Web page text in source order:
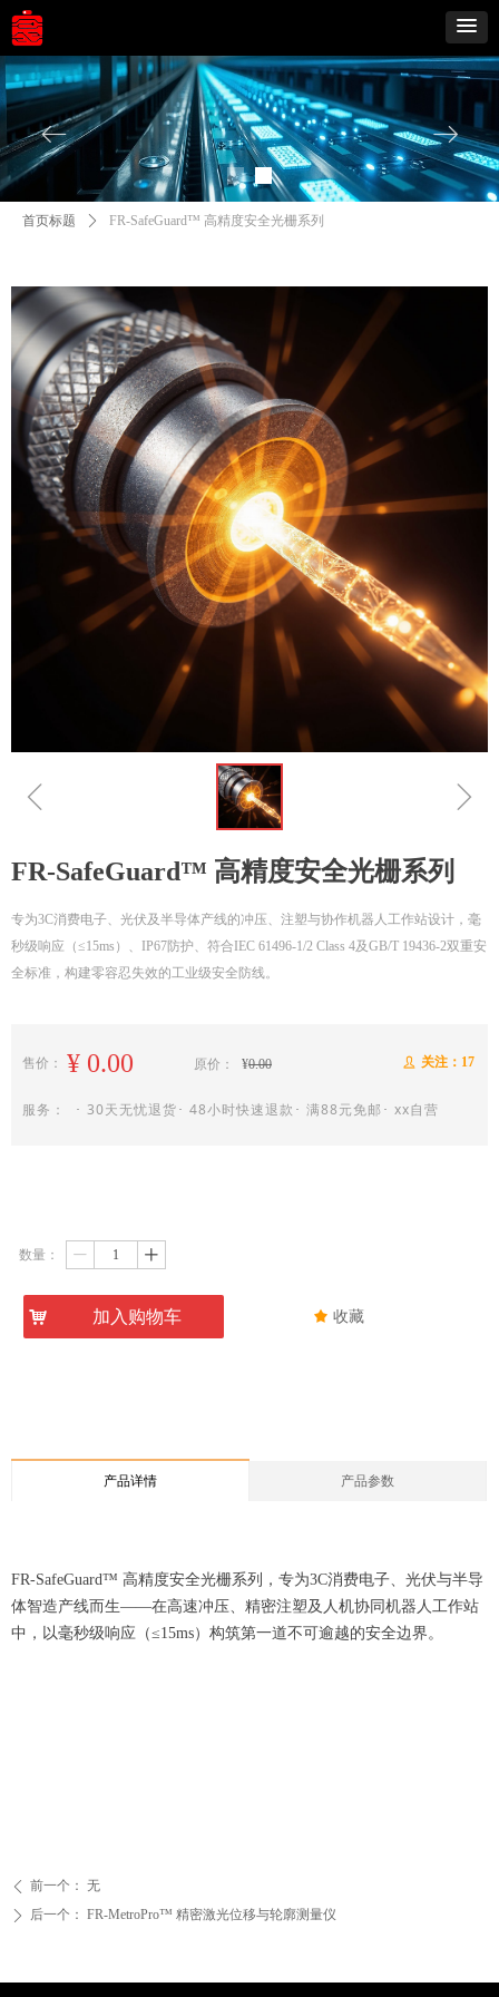
ꂃ ꁹ
首页标题 ꄲ FR-SafeGuard™ 高精度安全光栅系列
ꁆ ꁇ
FR-SafeGuard™ 高精度安全光栅系列
专为3C消费电子、光伏及半导体产线的冲压、注塑与协作机器人工作站设计，毫
秒级响应（≤15ms）、IP67防护、符合IEC 61496-1/2 Class 4及GB/T 19436-2双重安
全标准，构建零容忍失效的工业级安全防线。
售价： ¥ 0.00 原价： ¥0.00 ꄑ 关注： 17
服务： ･ 30天无忧退货･ 48小时快速退款･ 满88元免邮･ xx自营
끄 收藏
数量： ꄷ ꄸ
낙 加入购物车
产品详情 产品参数
FR-SafeGuard™ 高精度安全光栅系列，专为3C消费电子、光伏与半导
体智造产线而生——在高速冲压、精密注塑及人机协同机器人工作站
中，以毫秒级响应（≤15ms）构筑第一道不可逾越的安全边界。
ꄴ 前一个： 无
ꄲ 后一个： FR-MetroPro™ 精密激光位移与轮廓测量仪